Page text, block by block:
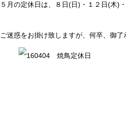
５月の定休日は、８日(日)・１２日(木)
ご迷惑をお掛け致しますが、何卒、御了